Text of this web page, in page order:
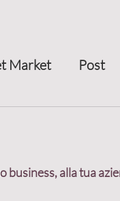
Market Post
Attrarre
business, alla tua